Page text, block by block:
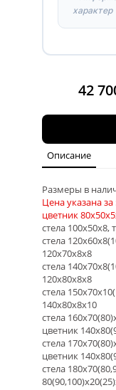
42
характер
Описание
Размеры в
Цена указана за
цветник
стела 100х50х8,
стела
120х70х8х8
стела
120х80х8х8
стела
140х80х8х10
стела
цветник
стела
цветник
стела